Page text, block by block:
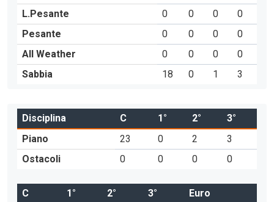
L.Pesante
0 0 0
0
Pesante
0 0 0
0
All Weather
0 0 0
0
Sabbia
18 0 1 3
Disciplina C 1° 2°
3°
Piano
23 0 2
3
Ostacoli
0 0 0 0
C 1° 2° 3°
Euro